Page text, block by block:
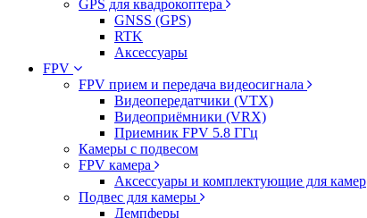
GPS для квадрокоптера
GNSS (GPS)
RTK
Аксессуары
FPV
FPV прием и передача видеосигнала
Видеопередатчики (VTX)
Видеоприёмники (VRX)
Приемник FPV 5.8 ГГц
Камеры с подвесом
FPV камера
Аксессуары и комплектующие для камер
Подвес для камеры
Демпферы